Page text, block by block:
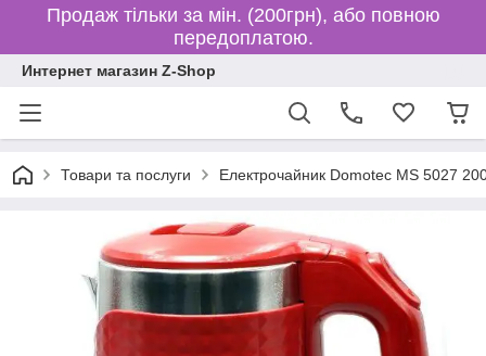
Продаж тільки за мін. (200грн), або повною
передоплатою.
Интернет магазин Z-Shop
Товари та послуги Електрочайник Domotec MS 5027